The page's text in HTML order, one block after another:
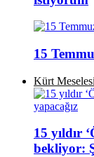
15
Kürt Meselesi
15 yıldır
bekliyor: